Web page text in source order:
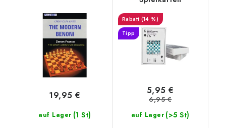
auf Lager (1 St)
19,95 €
(14 %)
Tipp
auf Lager (>5 St)
5,95 €
6,95 €